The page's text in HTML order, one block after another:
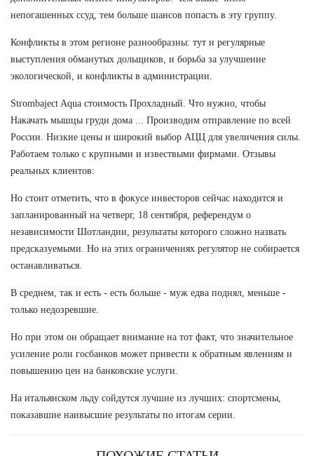
непогашенных ссуд, тем больше шансов попасть в эту группу.
Конфликты в этом регионе разнообразны: тут и регулярные
выступления обманутых дольщиков, и борьба за улучшение
экологической, и конфликты в администрации.
Strombaject Aqua стоимость Прохладный. Что нужно, чтобы
Накачать мышцы груди дома ... Производим отправление по всей
России. Низкие цены и широкий выбор АЦЦ для увеличения силы.
Работаем только с крупными и извествыми фирмами. Отзывы
реальных клиентов:
Но стоит отметить, что в фокусе инвесторов сейчас находится и
запланированный на четверг, 18 сентября, референдум о
независимости Шотландии, результаты которого сложно назвать
предсказуемыми. Но на этих ограничениях регулятор не собирается
останавливаться.
В среднем, так и есть - есть больше - муж едва поднял, меньше -
только недозревшие.
Но при этом он обращает внимание на тот факт, что значительное
усиление роли госбанков может привести к обратным явлениям и
повышению цен на банковские услуги.
На итальянском льду сойдутся лучшие из лучших: спортсмены,
показавшие наивысшие результаты по итогам серии.